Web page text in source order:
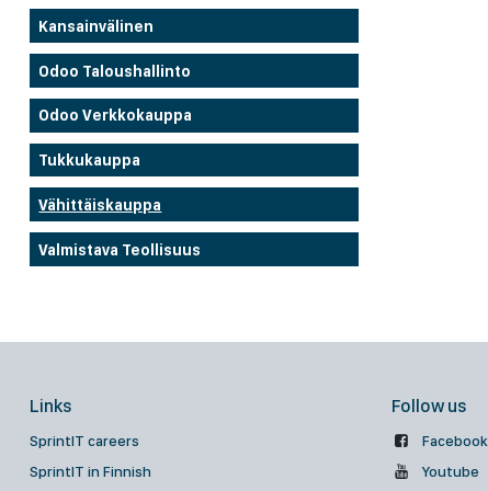
Kansainvälinen
Odoo Taloushallinto
Odoo Verkkokauppa
Tukkukauppa
Vähittäiskauppa
Valmistava Teollisuus
Links
SprintIT careers
SprintIT in Finnish
Follow us
Facebook
Youtube